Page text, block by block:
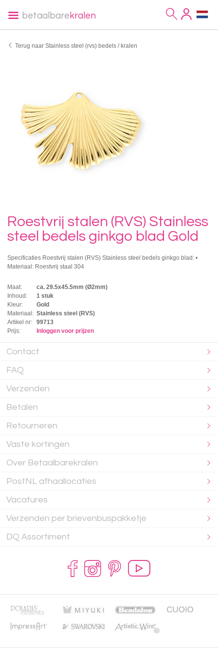
betaalbare kralen
Terug naar Stainless steel (rvs) bedels / kralen
Roestvrij stalen (RVS) Stainless
steel bedels ginkgo blad Gold
Specificaties Roestvrij stalen (RVS) Stainless steel bedels ginkgo blad: •
Materiaal: Roestvrij staal 304
Maat:
ca. 29.5x45.5mm (Ø2mm)
Inhoud:
1 stuk
Kleur:
Gold
Materiaal: Stainless steel (RVS)
Artikel nr:
99713
Prijs:
Inloggen voor prijzen
Contact
FAQ
Verzenden
Betalen
Retourneren
Vaste kortingen
Over Betaalbarekralen
PostNL afhaallocaties
Vacatures
Verzenden per brievenbuspakketje
DQ Assortiment